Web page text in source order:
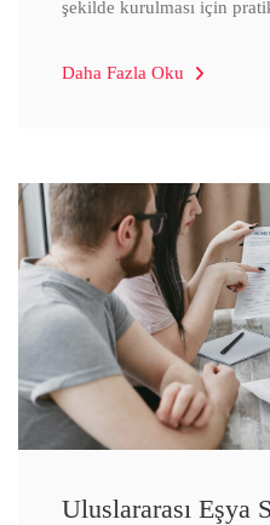
şekilde kurulması için
Daha Fazla Oku
Uluslararası Eşya